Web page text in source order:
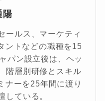
陽
ールス、マーケティ
ントなどの職種を15
パン設立後は、ヘッ
階層別研修とスキル
ナーを25年間に渡り
している。